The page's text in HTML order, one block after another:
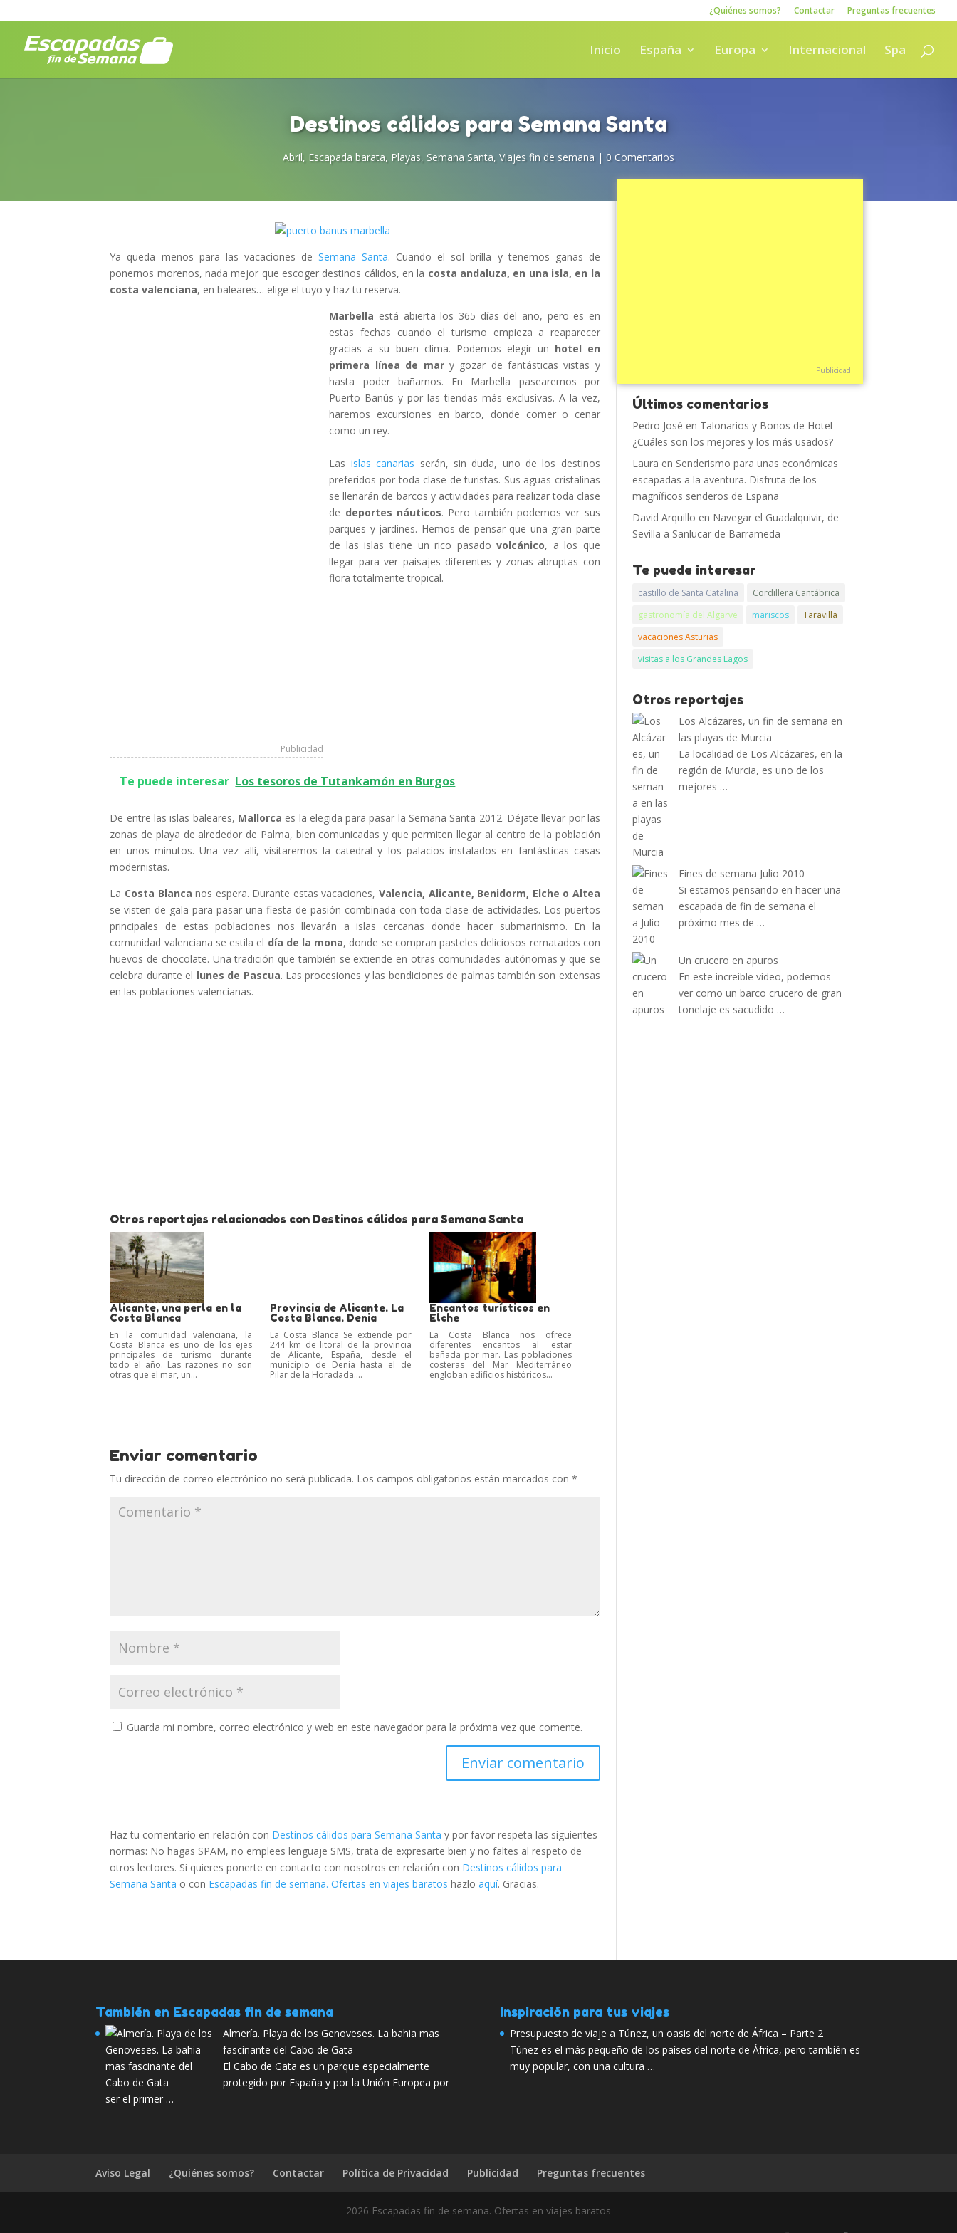
¿Quiénes somos? Contactar Preguntas frecuentes
Inicio España Europa Internacional Spa
Destinos cálidos para Semana Santa
Abril, Escapada barata, Playas, Semana Santa, Viajes fin de semana| 0 Comentarios
Ya queda menos para las vacaciones deSemana Santa. Cuando el sol brilla y tenemos ganas de
ponernos morenos, nada mejor que escoger destinos cálidos, en la costa andaluza, en una isla, en la
costa valenciana, en baleares… elige el tuyo y haz tu reserva.
Publicidad
Marbella está abierta los 365 días del año, pero es en
estas fechas cuando el turismo empieza a reaparecer
gracias a su buen clima. Podemos elegir un hotel en
primera línea de mary gozar de fantásticas vistas y
hasta poder bañarnos. En Marbella pasearemos por
Puerto Banús y por las tiendas más exclusivas. A la vez,
haremos excursiones en barco, donde comer o cenar
como un rey.
Las islas canarias serán, sin duda, uno de los destinos
preferidos por toda clase de turistas. Sus aguas cristalinas
se llenarán de barcos y actividades para realizar toda clase
de deportes náuticos. Pero también podemos ver sus
parques y jardines. Hemos de pensar que una gran parte
de las islas tiene un rico pasado volcánico, a los que
llegar para ver paisajes diferentes y zonas abruptas con
flora totalmente tropical.
Te puede interesar Los tesoros de Tutankamón en Burgos
De entre las islas baleares, Mallorca es la elegida para pasar la Semana Santa 2012. Déjate llevar por las
zonas de playa de alrededor de Palma, bien comunicadas y que permiten llegar al centro de la población
en unos minutos. Una vez allí, visitaremos la catedral y los palacios instalados en fantásticas casas
modernistas.
La Costa Blanca nos espera. Durante estas vacaciones, Valencia, Alicante, Benidorm, Elche o Altea
se visten de gala para pasar una fiesta de pasión combinada con toda clase de actividades. Los puertos
principales de estas poblaciones nos llevarán a islas cercanas donde hacer submarinismo. En la
comunidad valenciana se estila el día de la mona, donde se compran pasteles deliciosos rematados con
huevos de chocolate. Una tradición que también se extiende en otras comunidades autónomas y que se
celebra durante el lunes de Pascua. Las procesiones y las bendiciones de palmas también son extensas
en las poblaciones valencianas.
Otros reportajes relacionados con Destinos cálidos para Semana Santa
Alicante, una perla en la
Costa Blanca
En la comunidad valenciana, la
Costa Blanca es uno de los ejes
principales de turismo durante
todo el año. Las razones no son
otras que el mar, un...
Provincia de Alicante. La
Costa Blanca. Denia
La Costa Blanca Se extiende por
244 km de litoral de la provincia
de Alicante, España, desde el
municipio de Denia hasta el de
Pilar de la Horadada....
Encantos turísticos en
Elche
La Costa Blanca nos ofrece
diferentes encantos al estar
bañada por mar. Las poblaciones
costeras del Mar Mediterráneo
engloban edificios históricos...
Enviar comentario
Tu dirección de correo electrónico no será publicada. Los campos obligatorios están marcados con*
Guarda mi nombre, correo electrónico y web en este navegador para la próxima vez que comente.
Haz tu comentario en relación con Destinos cálidos para Semana Santa y por favor respeta las siguientes
normas: No hagas SPAM, no emplees lenguaje SMS, trata de expresarte bien y no faltes al respeto de
otros lectores. Si quieres ponerte en contacto con nosotros en relación con Destinos cálidos para
Semana Santa o con Escapadas fin de semana. Ofertas en viajes baratos hazloaquí. Gracias.
Publicidad
Últimos comentarios
Pedro José en Talonarios y Bonos de Hotel
¿Cuáles son los mejores y los más usados?
Laura en Senderismo para unas económicas
escapadas a la aventura. Disfruta de los
magníficos senderos de España
David Arquillo en Navegar el Guadalquivir, de
Sevilla a Sanlucar de Barrameda
Te puede interesar
castillo de Santa Catalina
Cordillera Cantábrica
gastronomía del Algarve
mariscos
Taravilla
vacaciones Asturias
visitas a los Grandes Lagos
Otros reportajes
Los Alcázares, un fin de semana en
las playas de Murcia
La localidad de Los Alcázares, en la
región de Murcia, es uno de los
mejores …
Fines de semana Julio 2010
Si estamos pensando en hacer una
escapada de fin de semana el
próximo mes de …
Un crucero en apuros
En este increible vídeo, podemos
ver como un barco crucero de gran
tonelaje es sacudido …
También en Escapadas fin de semana
Almería. Playa de los Genoveses. La bahia mas
fascinante del Cabo de Gata
El Cabo de Gata es un parque especialmente
protegido por España y por la Unión Europea por
ser el primer …
Inspiración para tus viajes
Presupuesto de viaje a Túnez, un oasis del norte de África – Parte 2
Túnez es el más pequeño de los países del norte de África, pero también es
muy popular, con una cultura …
Aviso Legal ¿Quiénes somos? Contactar Política de Privacidad Publicidad Preguntas frecuentes
2026 Escapadas fin de semana. Ofertas en viajes baratos